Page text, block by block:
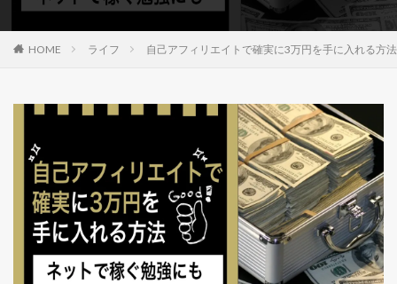
HOME ライフ 自己アフィリエイトで確実に3万円を手に入れる方